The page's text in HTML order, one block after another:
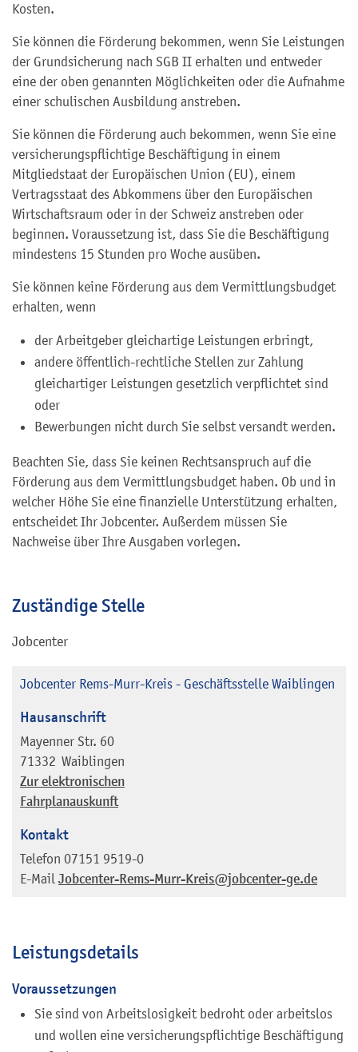
Kosten.
Sie können die Förderung bekommen, wenn Sie Leistungen
der Grundsicherung nach SGB II erhalten und entweder
eine der oben genannten Möglichkeiten oder die Aufnahme
einer schulischen Ausbildung anstreben.
Sie können die Förderung auch bekommen, wenn Sie eine
versicherungspflichtige Beschäftigung in einem
Mitgliedstaat der Europäischen Union (EU), einem
Vertragsstaat des Abkommens über den Europäischen
Wirtschaftsraum oder in der Schweiz anstreben oder
beginnen. Voraussetzung ist, dass Sie die Beschäftigung
mindestens 15 Stunden pro Woche ausüben.
Sie können keine Förderung aus dem Vermittlungsbudget
erhalten, wenn
der Arbeitgeber gleichartige Leistungen erbringt,
andere öffentlich-rechtliche Stellen zur Zahlung
gleichartiger Leistungen gesetzlich verpflichtet sind
oder
Bewerbungen nicht durch Sie selbst versandt werden.
Beachten Sie, dass Sie keinen Rechtsanspruch auf die
Förderung aus dem Vermittlungsbudget haben. Ob und in
welcher Höhe Sie eine finanzielle Unterstützung erhalten,
entscheidet Ihr Jobcenter. Außerdem müssen Sie
Nachweise über Ihre Ausgaben vorlegen.
Zuständige Stelle
Jobcenter
Jobcenter Rems-Murr-Kreis - Geschäftsstelle Waiblingen
Hausanschrift
Mayenner Str. 60
71332 Waiblingen
Zur elektronischen
Fahrplanauskunft
Kontakt
Telefon 07151 9519-0
E-Mail Jobcenter-Rems-Murr-Kreis@jobcenter-ge.de
Leistungsdetails
Voraussetzungen
Sie sind von Arbeitslosigkeit bedroht oder arbeitslos
und wollen eine versicherungspflichtige Beschäftigung